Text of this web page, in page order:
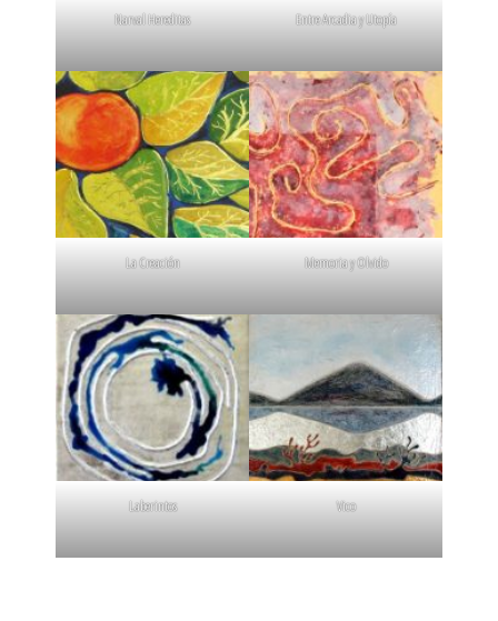
Narval Hereditas Entre Arcadia y Utopía
La Creación Memoria y Olvido
Laberintos Vico